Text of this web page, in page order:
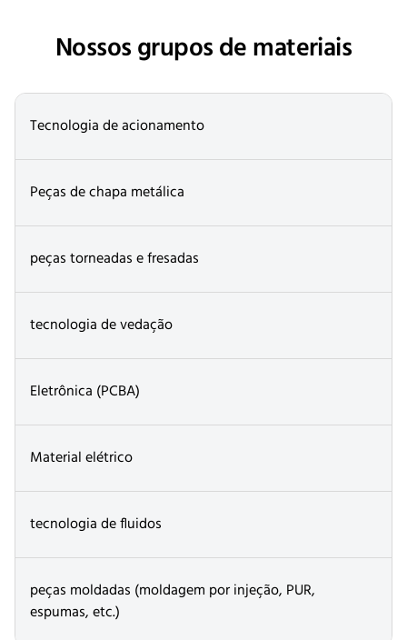
Nossos grupos de materiais
Tecnologia de acionamento
Peças de chapa metálica
peças torneadas e fresadas
tecnologia de vedação
Eletrônica (PCBA)
Material elétrico
tecnologia de fluidos
peças moldadas (moldagem por injeção, PUR,
espumas, etc.)